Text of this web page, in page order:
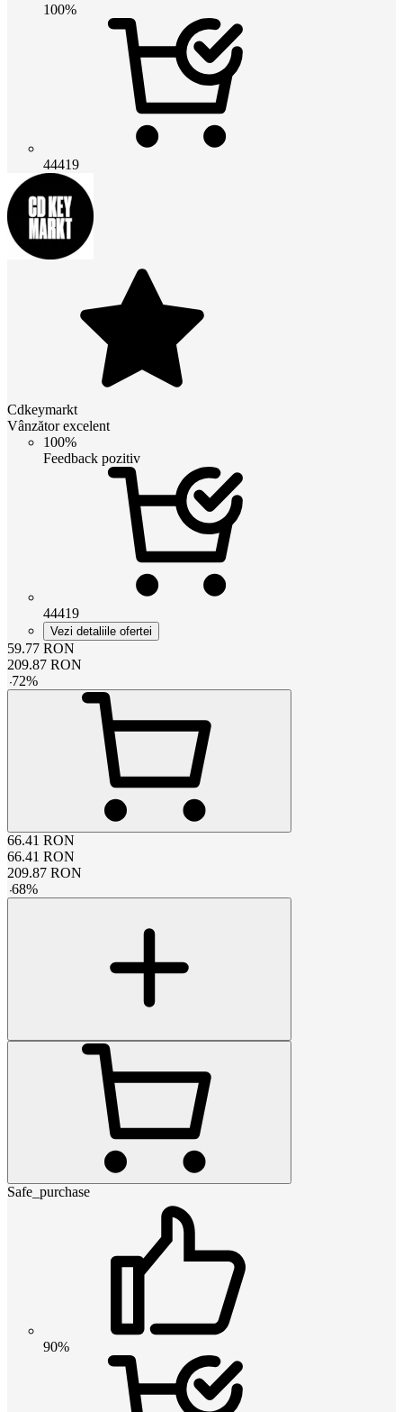
100%
44419
Cdkeymarkt
Vânzător excelent
100%
Feedback pozitiv
44419
Vezi detaliile ofertei
59.77 RON
209.87 RON
-72%
66.41 RON
66.41 RON
209.87 RON
-68%
Safe_purchase
90%